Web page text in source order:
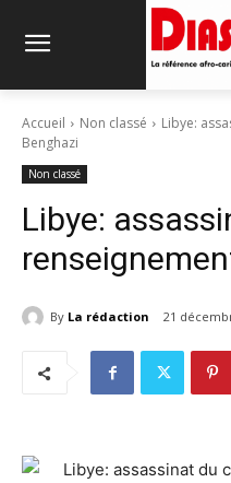
Accueil Non classé
Libye:
Benghazi
Non classé
Libye:
By La rédaction 21